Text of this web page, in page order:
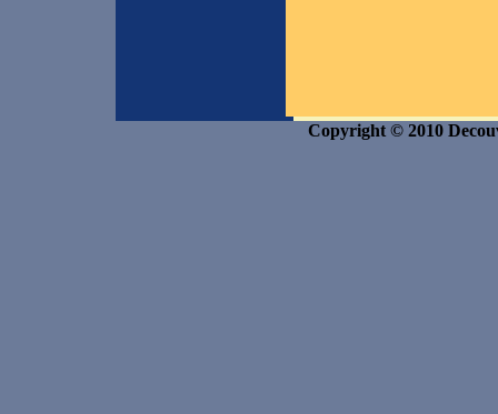
Copyright © 2010